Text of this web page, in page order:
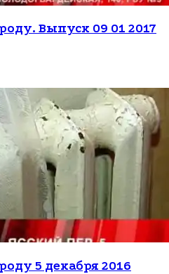
Выпуск 09 01 2017
5 декабря 2016